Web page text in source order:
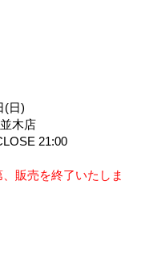
(日)
木店
21:00
販売を終了いたしま